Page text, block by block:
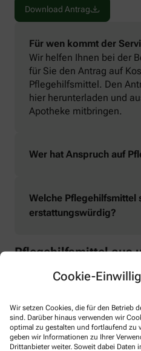
Cookie-
Wir setzen Cookies, die für den Betrieb
sind. Darüber hinaus verwenden wir
optimal zu gestalten und fortlaufend zu
geben wir Informationen zu Ihrer
Drittanbieter weiter. Soweit dabei Daten
Download Antrag
Für wen kommt der
Wir helfen Ihnen bei der
für Sie den Antrag auf
Pflegehilfsmittel. Den
hier herunterladen und
Apotheke mitbringen.
Wer hat Anspruch auf
Welche Pflegehilfsmittel
erstattungswürdig?
Pflegehilfsmittel aus